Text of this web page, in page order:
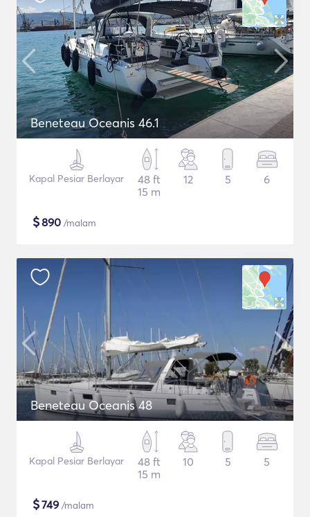
Beneteau Oceanis 46.1
Kapal Pesiar Berlayar
48 ft
15 m
12 5 6
$890 /malam
Beneteau Oceanis 48
Kapal Pesiar Berlayar
48 ft
15 m
10 5 5
$749 /malam